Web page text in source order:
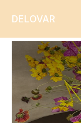
DELOVAR